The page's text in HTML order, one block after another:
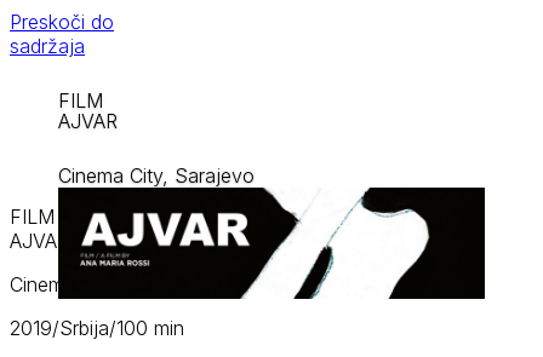
Preskoči do
sadržaja
FILM
AJVAR
Cinema City, Sarajevo
FILM
AJVAR
Cinema City, Sarajevo
2019/Srbija/100 min